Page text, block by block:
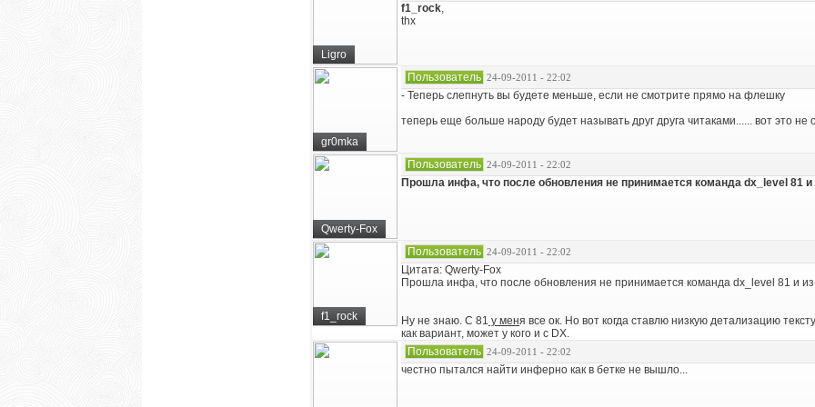
Ligro
f1_rock,
thx
gr0mka
Пользователь 24-09-2011 - 22:02
- Теперь слепнуть вы будете меньше, если не смотрите прямо на флешку
теперь еще больше народу будет называть друг друга читаками...... вот это не
Qwerty-Fox
Пользователь 24-09-2011 - 22:02
Прошла инфа, что после обновления не принимается команда dx_level 81 и
f1_rock
Пользователь 24-09-2011 - 22:02
Цитата: Qwerty-Fox
Прошла инфа, что после обновления не принимается команда dx_level 81 и
Ну не знаю. С 81 у меня все ок. Но вот когда ставлю низкую детализацию
как вариант, может у кого и с DX.
Пользователь 24-09-2011 - 22:02
честно пытался найти инферно как в бетке не вышло...